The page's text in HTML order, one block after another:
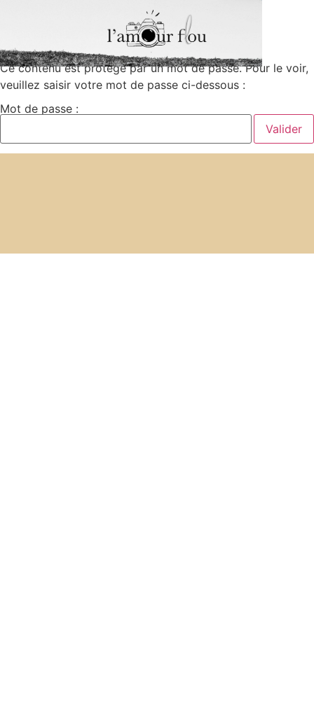
Ce contenu est protégé par un mot de passe. Pour le voir,
veuillez saisir votre mot de passe ci-dessous :
Mot de passe :